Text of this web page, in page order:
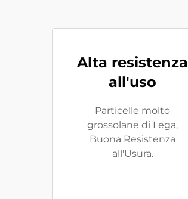
Alta resistenza
all'uso
Particelle molto
grossolane di Lega,
Buona Resistenza
all'Usura.